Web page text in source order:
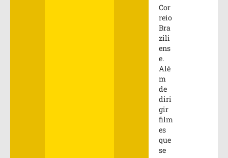
Cor
reio
Bra
zili
ens
e.
Alé
m
de
diri
gir
film
es
que
se